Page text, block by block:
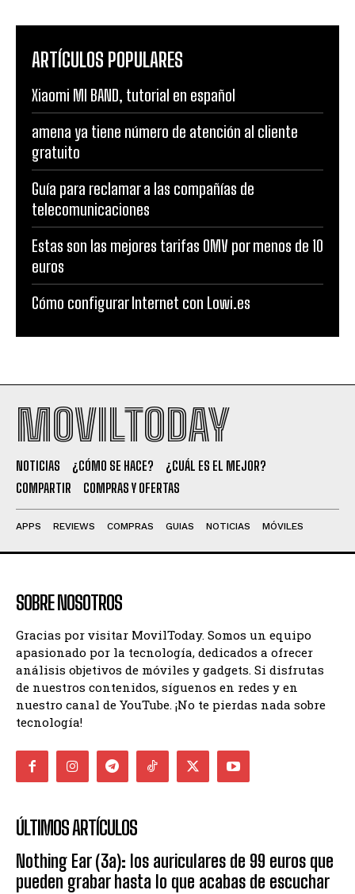
ARTÍCULOS POPULARES
Xiaomi MI BAND, tutorial en español
amena ya tiene número de atención al cliente
gratuito
Guía para reclamar a las compañías de
telecomunicaciones
Estas son las mejores tarifas OMV por menos de 10
euros
Cómo configurar Internet con Lowi.es
MOVILTODAY
NOTICIAS ¿CÓMO SE HACE?
¿CUÁL ES EL MEJOR?
COMPARTIR
COMPRAS Y OFERTAS
APPS REVIEWS COMPRAS GUIAS NOTICIAS MÓVILES
SOBRE NOSOTROS
Gracias por visitar MovilToday. Somos un equipo
apasionado por la tecnología, dedicados a ofrecer
análisis objetivos de móviles y gadgets. Si disfrutas
de nuestros contenidos, síguenos en redes y en
nuestro canal de YouTube. ¡No te pierdas nada sobre
tecnología!
ÚLTIMOS ARTÍCULOS
Nothing Ear (3a): los auriculares de 99 euros que
pueden grabar hasta lo que acabas de escuchar